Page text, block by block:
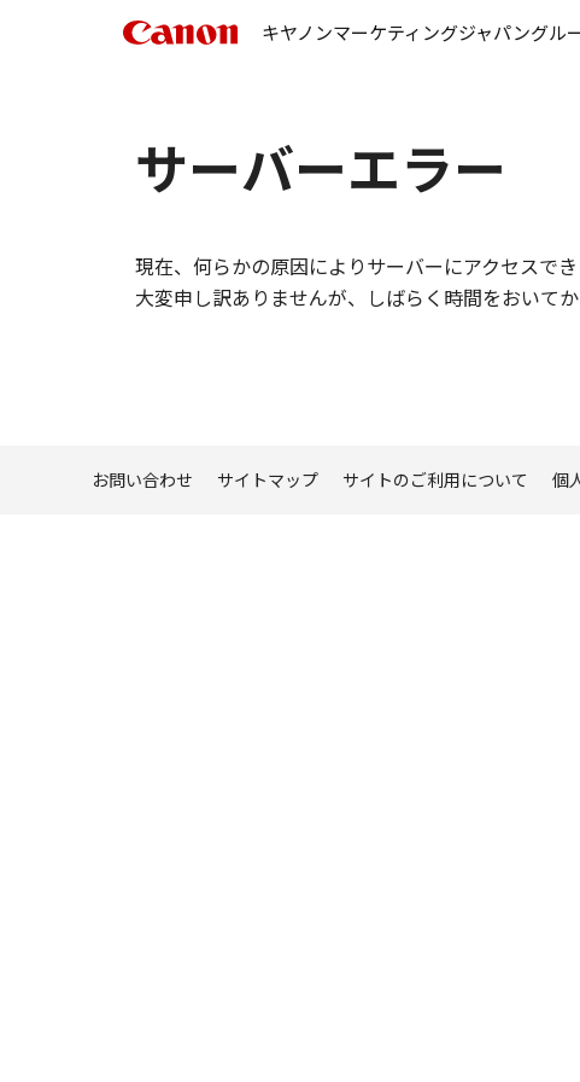
キヤノンマーケティングジャパングル
サーバーエラー
現在、何らかの原因によりサーバーにアクセスで
大変申し訳ありませんが、しばらく時間をおいて
お問い合わせ サイトマップ サイトのご利用について 個